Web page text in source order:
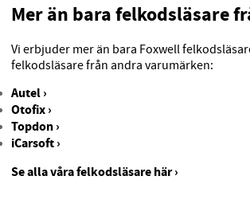
Mer än bara felkodsläsare
Vi erbjuder mer än bara Foxwell
felkodsläsare från andra varumärken:
Autel ›
Otofix ›
Topdon ›
iCarsoft ›
Se alla våra felkodsläsare här ›